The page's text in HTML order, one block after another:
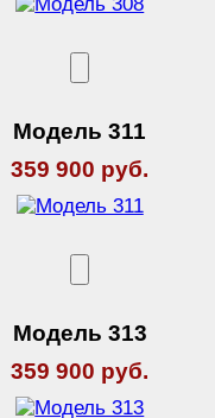
Модель 311
359 900 руб.
Модель 313
359 900 руб.